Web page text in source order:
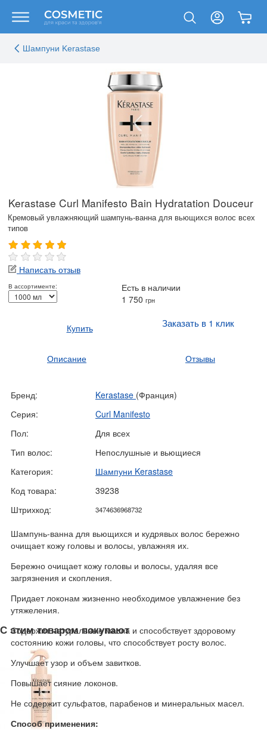
Шампуни Kerastase
Kerastase Curl Manifesto Bain Hydratation Douceur
Кремовый увлажняющий шампунь-ванна для вьющихся волос всех
типов
Написать отзыв
В ассортименте:
Есть в наличии
1 750 грн
Купить Заказать в 1 клик
Описание Отзывы
Бренд: Kerastase (Франция)
Серия:
Curl Manifesto
Пол:
Для всех
Тип волос:
Непослушные и вьющиеся
Категория:
Шампуни Kerastase
Код товара:
39238
Штрихкод:
3474636968732
Шампунь-ванна для вьющихся и кудрявых волос бережно
очищает кожу головы и волосы, увлажняя их.
Бережно очищает кожу головы и волосы, удаляя все
загрязнения и скопления.
Придает локонам жизненно необходимое увлажнение без
утяжеления.
Содержит натуральные масла и способствует здоровому
состоянию кожи головы, что способствует росту волос.
Улучшает узор и объем завитков.
Повышает сияние локонов.
Не содержит сульфатов, парабенов и минеральных масел.
Способ применения:
С этим товаром покупают